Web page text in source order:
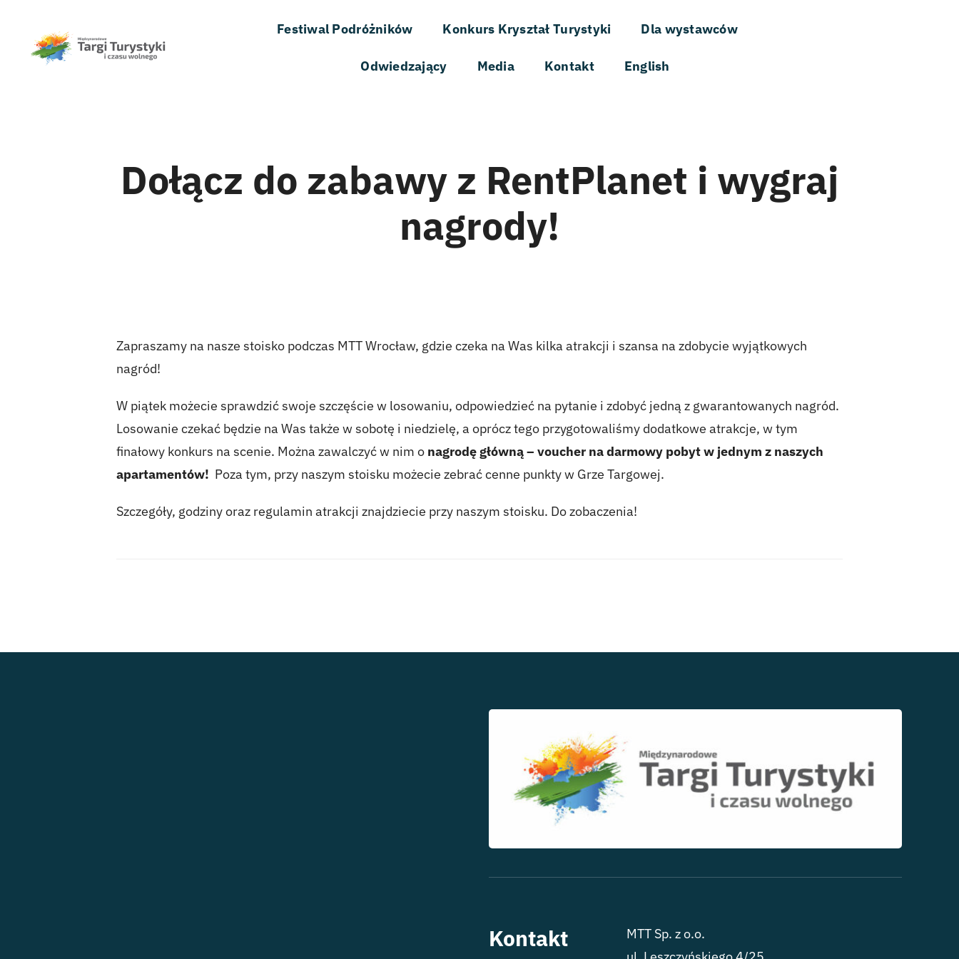
zawartości
Festiwal Podróżników Konkurs Kryształ Turystyki Dla wystawców
Odwiedzający Media Kontakt English
Dołącz do zabawy z RentPlanet i wygraj
nagrody!
Zapraszamy na nasze stoisko podczas MTT Wrocław, gdzie czeka na Was kilka atrakcji i szansa na zdobycie wyjątkowych
nagród!
W piątek możecie sprawdzić swoje szczęście w losowaniu, odpowiedzieć na pytanie i zdobyć jedną z gwarantowanych nagród.
Losowanie czekać będzie na Was także w sobotę i niedzielę, a oprócz tego przygotowaliśmy dodatkowe atrakcje, w tym
finałowy konkurs na scenie. Można zawalczyć w nim o nagrodę główną – voucher na darmowy pobyt w jednym z naszych
apartamentów! Poza tym, przy naszym stoisku możecie zebrać cenne punkty w Grze Targowej.
Szczegóły, godziny oraz regulamin atrakcji znajdziecie przy naszym stoisku. Do zobaczenia!
Kontakt
MTT Sp. z o.o.